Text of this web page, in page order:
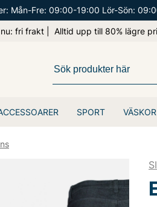
Mån-Fre: 09:00-19:00 Lör-Sön:
fri frakt | Alltid upp till 80% lägre
SPORT VÄSKOR